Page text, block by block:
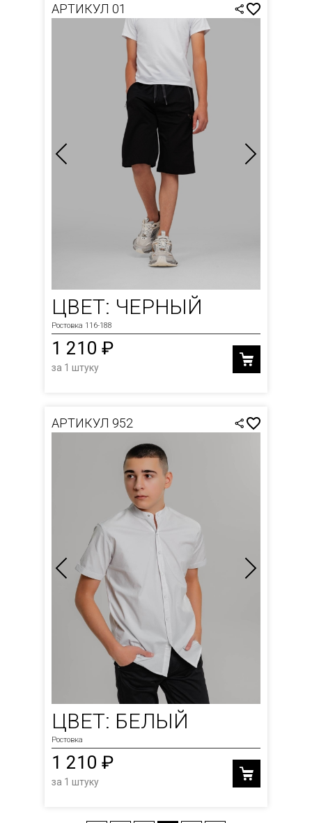
АРТИКУЛ 01
ЦВЕТ: ЧЕРНЫЙ
Ростовка 116-188
1 210 ₽
за 1 штуку
АРТИКУЛ 952
ЦВЕТ: БЕЛЫЙ
Ростовка
1 210 ₽
за 1 штуку